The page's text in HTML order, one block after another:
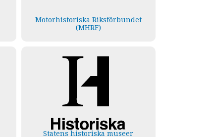
Motorhistoriska Riksförbundet
(MHRF)
Statens historiska museer